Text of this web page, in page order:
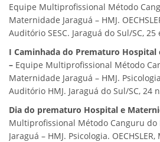
Equipe Multiprofissional Método
Maternidade Jaraguá – HMJ.
Auditório SESC. Jaraguá do Sul/SC,
I Caminhada do Prematuro Hospital
– Equipe Multiprofissional Método
Maternidade Jaraguá – HMJ.
Auditório HMJ. Jaraguá do Sul/SC, 24
Dia do prematuro Hospital e
Multiprofissional Método Canguru
Jaraguá – HMJ. Psicologia.